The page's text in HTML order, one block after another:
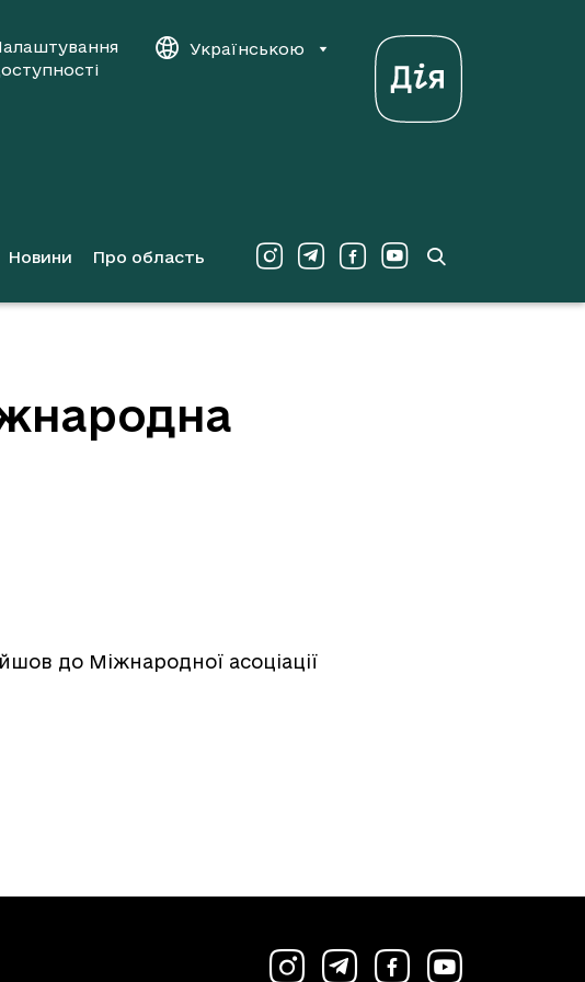
Українською
Новини Про область
до Міжнародної асоціації